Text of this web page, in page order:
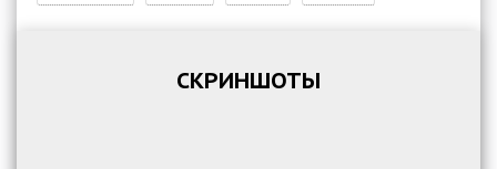
СКРИНШОТЫ